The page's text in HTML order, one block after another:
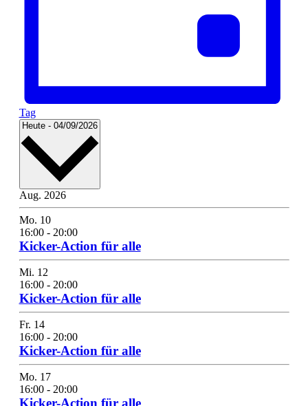
Tag
Heute - 04/09/2026 Select
Aug. 2026
Mo. 10
16:00- 20:00
Kicker-Action für alle
Mi. 12
16:00- 20:00
Kicker-Action für alle
Fr. 14
16:00- 20:00
Kicker-Action für alle
Mo. 17
16:00- 20:00
Kicker-Action für alle